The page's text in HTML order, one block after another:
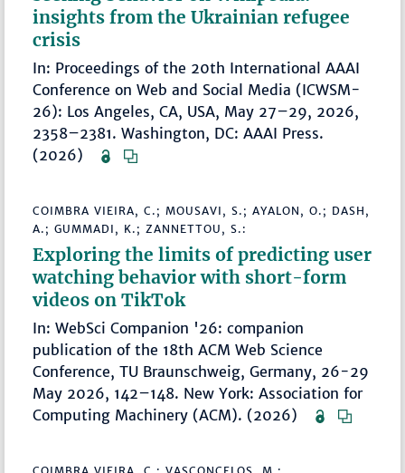
insights from the Ukrainian refugee
crisis
In: Proceedings of the 20th International AAAI
Conference on Web and Social Media (ICWSM-
26): Los Angeles, CA, USA, May 27–29, 2026,
2358–2381. Washington, DC: AAAI Press.
(2026)
COIMBRA VIEIRA, C.; MOUSAVI, S.; AYALON, O.; DASH,
A.; GUMMADI, K.; ZANNETTOU, S.:
Exploring the limits of predicting user
watching behavior with short-form
videos on TikTok
In: WebSci Companion '26: companion
publication of the 18th ACM Web Science
Conference, TU Braunschweig, Germany, 26-29
May 2026, 142–148. New York: Association for
Computing Machinery (ACM). (2026)
COIMBRA VIEIRA, C.; VASCONCELOS, M.: